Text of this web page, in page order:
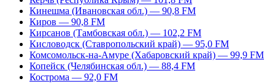
Кинешма (Ивановская обл.) — 90,8 FM
Киров — 90,8 FM
Кирсанов (Тамбовская обл.) — 102,2 FM
Кисловодск (Ставропольский край) — 95,0 FM
Комсомольск-на-Амуре (Хабаровский край) — 99,9 FM
Копейск (Челябинская обл.) — 88,4 FM
Кострома — 92,0 FM